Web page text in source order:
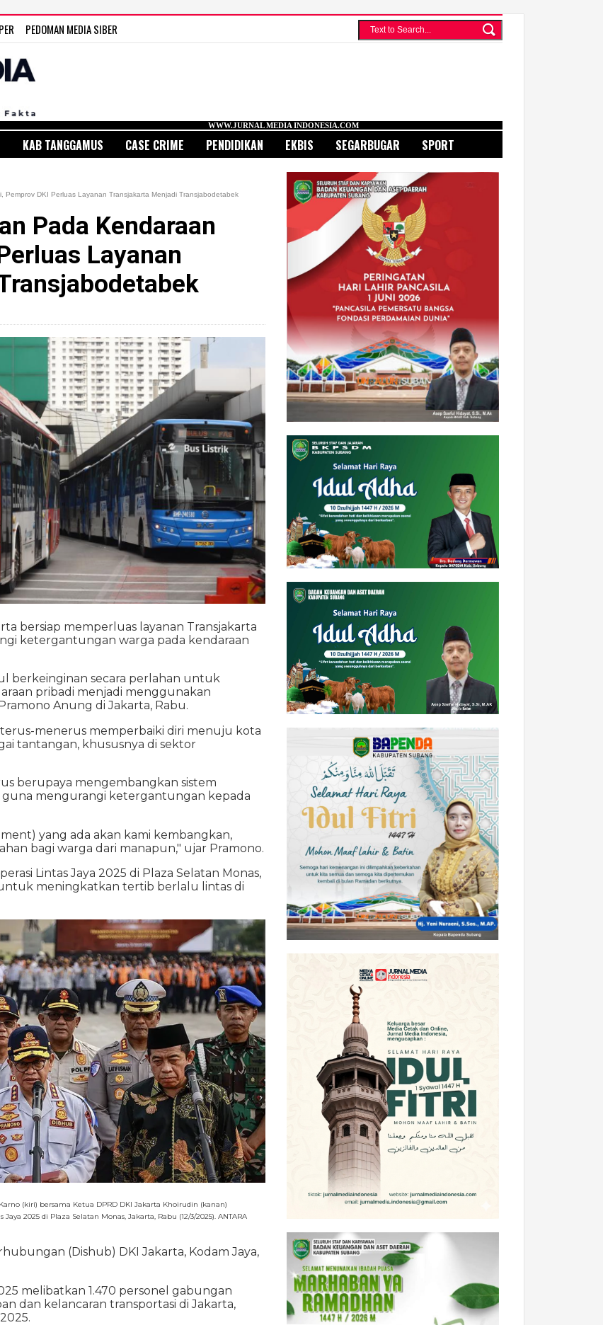
PEDOMAN MEDIA SIBER
WWW.JURNAL MEDIA INDONESIA.COM
KAB TANGGAMUS CASE CRIME PENDIDIKAN EKBIS SEGARBUGAR SPORT
DKI Perluas Layanan Transjakarta Menjadi Transjabodetabek
Pada Kendaraan
Layanan
bersiap memperluas layanan Transjakarta
ketergantungan warga pada kendaraan
berkeinginan secara perlahan untuk
pribadi menjadi menggunakan
Anung di Jakarta, Rabu.
menerus memperbaiki diri menuju kota
tantangan, khususnya di sektor
berupaya mengembangkan sistem
mengurangi ketergantungan kepada
yang ada akan kami kembangkan,
bagi warga dari manapun," ujar Pramono.
Lintas Jaya 2025 di Plaza Selatan Monas,
meningkatkan tertib berlalu lintas di
(kiri) bersama Ketua DPRD DKI Jakarta Khoirudin (kanan)
2025 di Plaza Selatan Monas, Jakarta, Rabu (12/3/2025). ANTARA
(Dishub) DKI Jakarta, Kodam Jaya,
melibatkan 1.470 personel gabungan
dan kelancaran transportasi di Jakarta,